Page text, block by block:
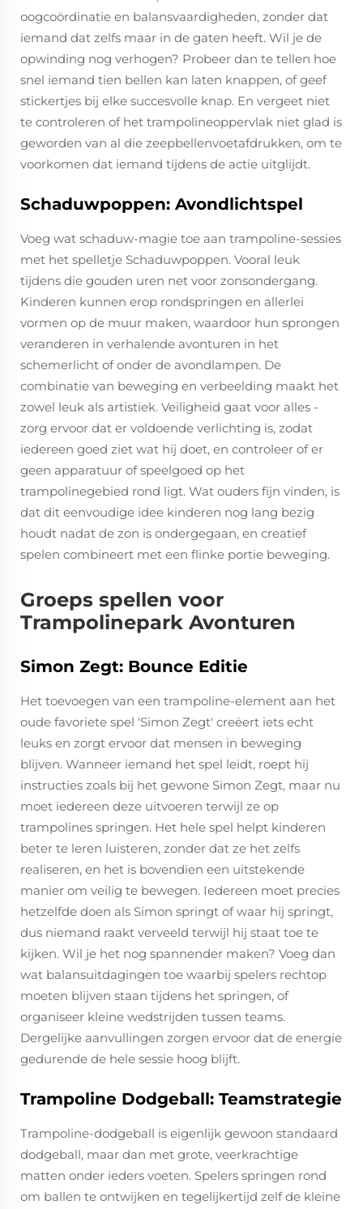
oogcoördinatie en balansvaardigheden, zonder dat
iemand dat zelfs maar in de gaten heeft. Wil je de
opwinding nog verhogen? Probeer dan te tellen hoe
snel iemand tien bellen kan laten knappen, of geef
stickertjes bij elke succesvolle knap. En vergeet niet
te controleren of het trampolineoppervlak niet glad is
geworden van al die zeepbellenvoetafdrukken, om te
voorkomen dat iemand tijdens de actie uitglijdt.
Schaduwpoppen: Avondlichtspel
Voeg wat schaduw-magie toe aan trampoline-sessies
met het spelletje Schaduwpoppen. Vooral leuk
tijdens die gouden uren net voor zonsondergang.
Kinderen kunnen erop rondspringen en allerlei
vormen op de muur maken, waardoor hun sprongen
veranderen in verhalende avonturen in het
schemerlicht of onder de avondlampen. De
combinatie van beweging en verbeelding maakt het
zowel leuk als artistiek. Veiligheid gaat voor alles -
zorg ervoor dat er voldoende verlichting is, zodat
iedereen goed ziet wat hij doet, en controleer of er
geen apparatuur of speelgoed op het
trampolinegebied rond ligt. Wat ouders fijn vinden, is
dat dit eenvoudige idee kinderen nog lang bezig
houdt nadat de zon is ondergegaan, en creatief
spelen combineert met een flinke portie beweging.
Groeps spellen voor
Trampolinepark Avonturen
Simon Zegt: Bounce Editie
Het toevoegen van een trampoline-element aan het
oude favoriete spel 'Simon Zegt' creëert iets echt
leuks en zorgt ervoor dat mensen in beweging
blijven. Wanneer iemand het spel leidt, roept hij
instructies zoals bij het gewone Simon Zegt, maar nu
moet iedereen deze uitvoeren terwijl ze op
trampolines springen. Het hele spel helpt kinderen
beter te leren luisteren, zonder dat ze het zelfs
realiseren, en het is bovendien een uitstekende
manier om veilig te bewegen. Iedereen moet precies
hetzelfde doen als Simon springt of waar hij springt,
dus niemand raakt verveeld terwijl hij staat toe te
kijken. Wil je het nog spannender maken? Voeg dan
wat balansuitdagingen toe waarbij spelers rechtop
moeten blijven staan tijdens het springen, of
organiseer kleine wedstrijden tussen teams.
Dergelijke aanvullingen zorgen ervoor dat de energie
gedurende de hele sessie hoog blijft.
Trampoline Dodgeball: Teamstrategie
Trampoline-dodgeball is eigenlijk gewoon standaard
dodgeball, maar dan met grote, veerkrachtige
matten onder ieders voeten. Spelers springen rond
om ballen te ontwijken en tegelijkertijd zelf de kleine